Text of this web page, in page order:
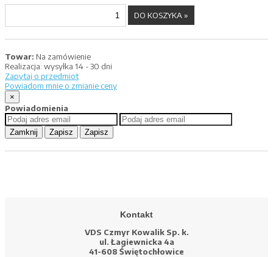
Towar: Na zamówienie
Realizacja: wysyłka 14 - 30 dni
Zapytaj o przedmiot
Powiadom mnie o zmianie ceny
×
Powiadomienia
Zamknij Zapisz Zapisz
Kontakt
VDS Czmyr Kowalik Sp. k.
ul. Łagiewnicka 4a
41-608 Świętochłowice